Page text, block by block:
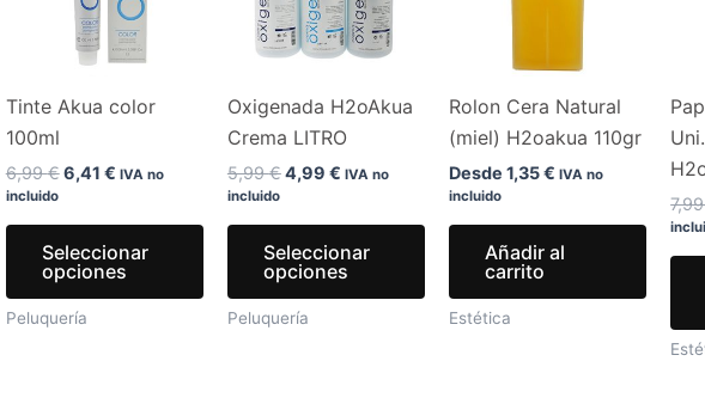
Tinte Akua color
100ml
6,99€6,41 € IVA no
incluido
Seleccionar
opciones
variantes.
pueden
elegir
la
de
producto
Peluquería
Oxigenada H2oAkua
Crema LITRO
5,99€4,99 € IVA no
incluido
Seleccionar
opciones
pueden
elegir
la
de
producto
Peluquería
Rolon Cera Natural
(miel) H2oakua 110gr
Desde 1,35€ IVA no
incluido
Añadir al
carrito
Estética